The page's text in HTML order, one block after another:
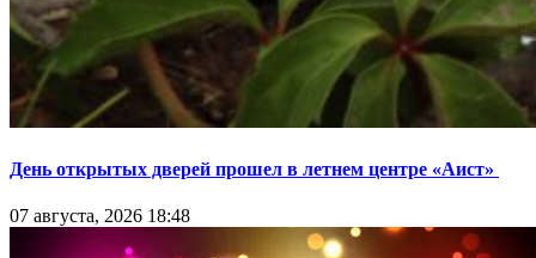
День открытых дверей прошел в летнем центре «Аист»
07 августа, 2026 18:48